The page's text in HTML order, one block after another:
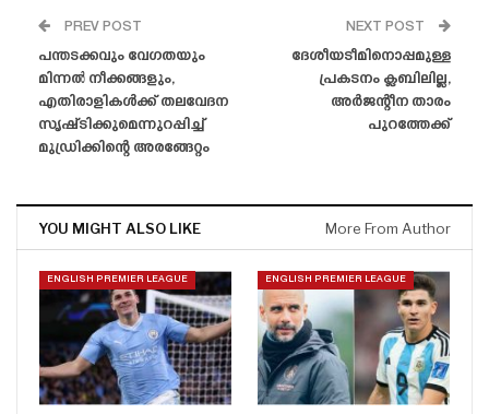
PREV POST
പന്തടക്കവും വേഗതയും
മിന്നൽ നീക്കങ്ങളും,
എതിരാളികൾക്ക് തലവേദന
സൃഷ്‌ടിക്കുമെന്നുറപ്പിച്ച്
മുഡ്രിക്കിന്റെ അരങ്ങേറ്റം
NEXT POST
ദേശീയടീമിനൊപ്പമുള്ള
പ്രകടനം ക്ലബിലില്ല,
അർജന്റീന താരം
പുറത്തേക്ക്
YOU MIGHT ALSO LIKE More From Author
ENGLISH PREMIER LEAGUE ENGLISH PREMIER LEAGUE